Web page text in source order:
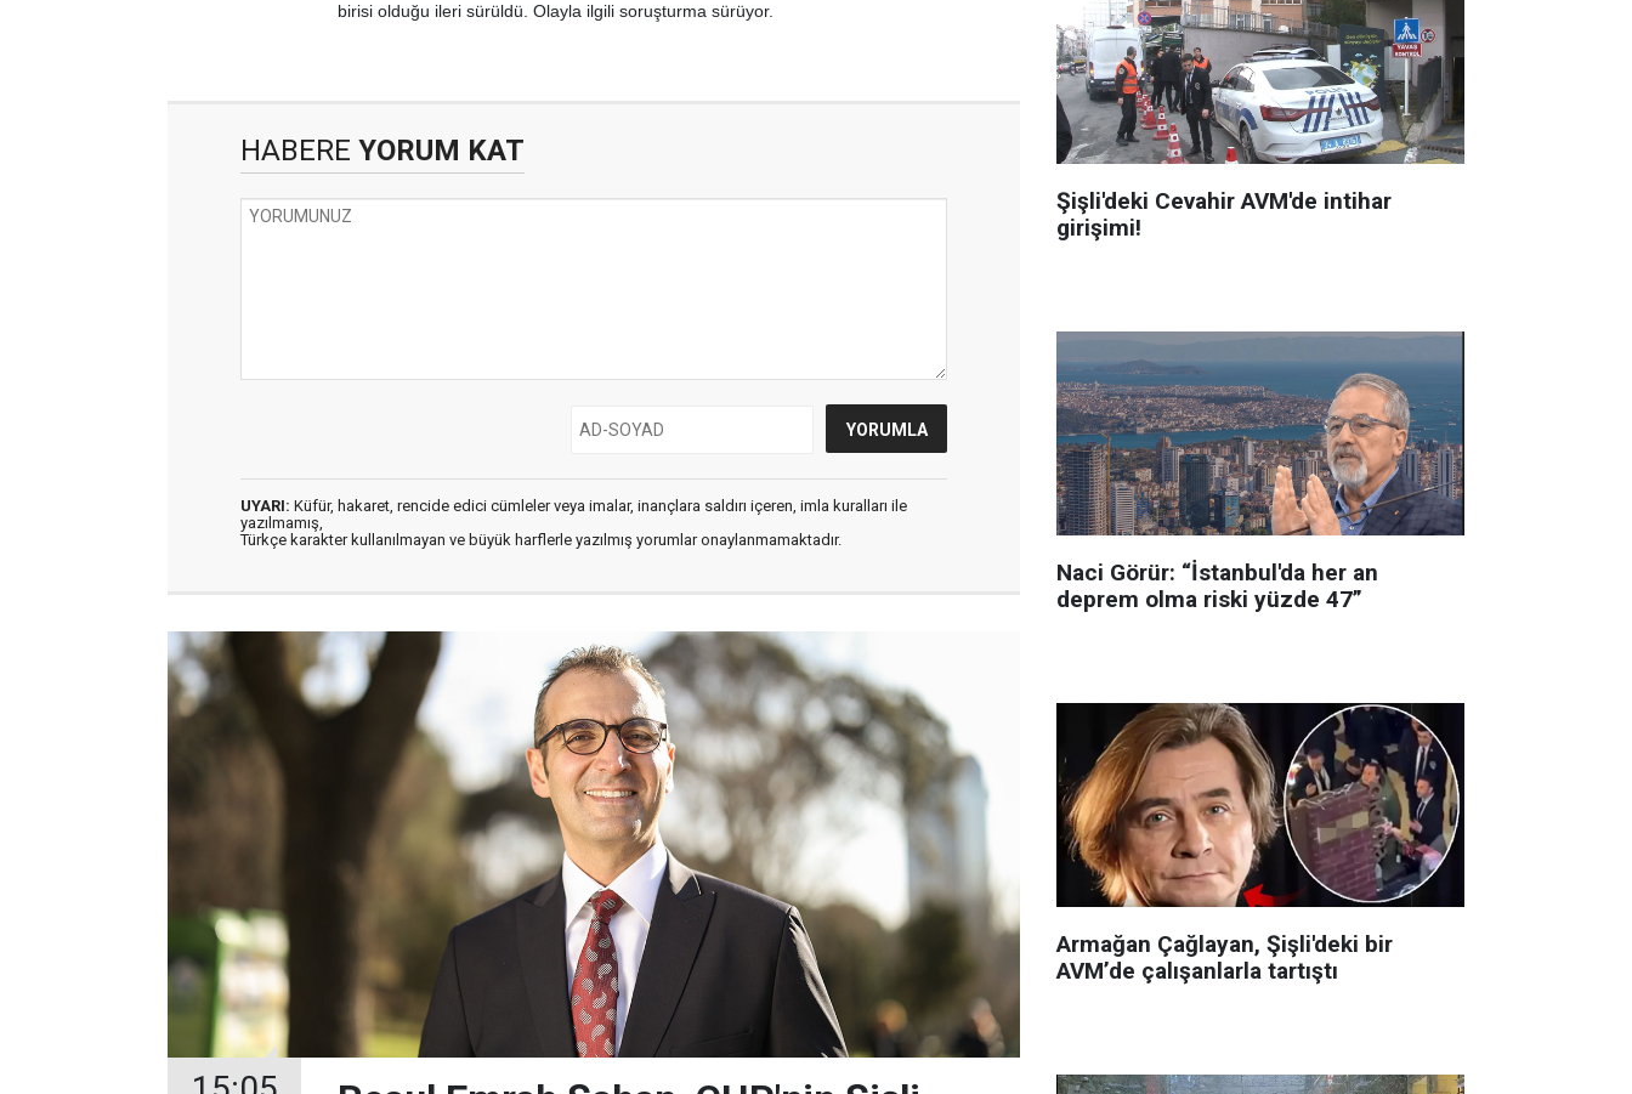
birisi olduğu ileri sürüldü. Olayla ilgili soruşturma sürüyor.
HABERE YORUM KAT
UYARI: Küfür, hakaret, rencide edici cümleler veya imalar, inançlara saldırı içeren, imla kuralları ile
yazılmamış,
Türkçe karakter kullanılmayan ve büyük harflerle yazılmış yorumlar onaylanmamaktadır.
Şişli'deki Cevahir AVM'de intihar
girişimi!
Naci Görür: “İstanbul'da her an
deprem olma riski yüzde 47”
Armağan Çağlayan, Şişli'deki bir
AVM’de çalışanlarla tartıştı